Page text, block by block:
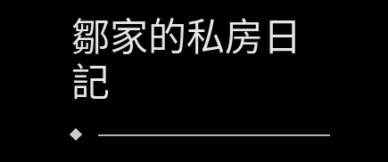
鄒家的私房日
記